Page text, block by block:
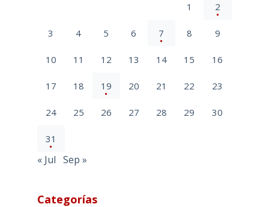
1 2
3 4 5 6 7 8 9
10 11 12 13 14 15 16
17 18 19 20 21 22 23
24 25 26 27 28 29 30
31
« Jul Sep »
Categorías